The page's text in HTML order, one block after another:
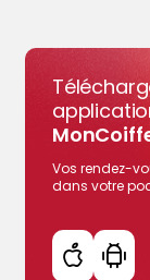
37 Rue
4,6
Plus
Vos rendez-
dans votre